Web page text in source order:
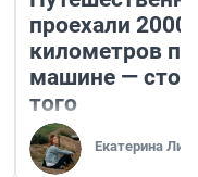
проехали 2000
километров по
машине —
того
Екатерина